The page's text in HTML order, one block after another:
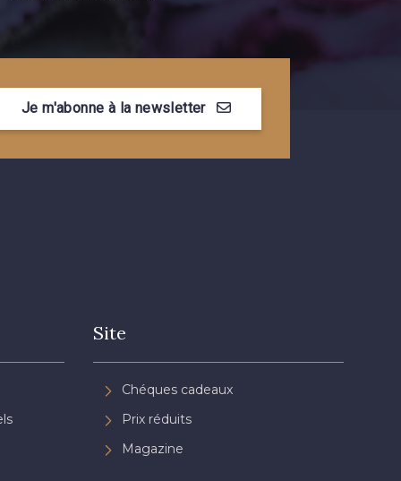
Je m'abonne à la newsletter
Site
Chéques cadeaux
Prix réduits
Magazine